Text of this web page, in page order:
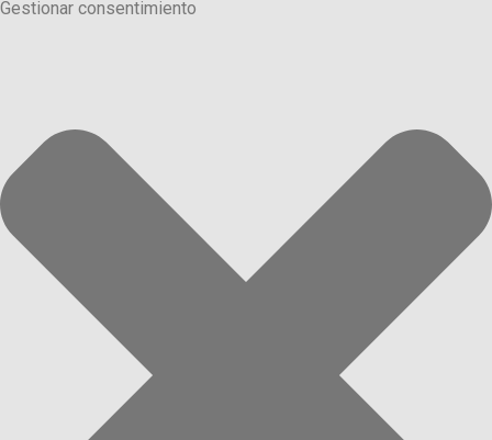
Gestionar consentimiento